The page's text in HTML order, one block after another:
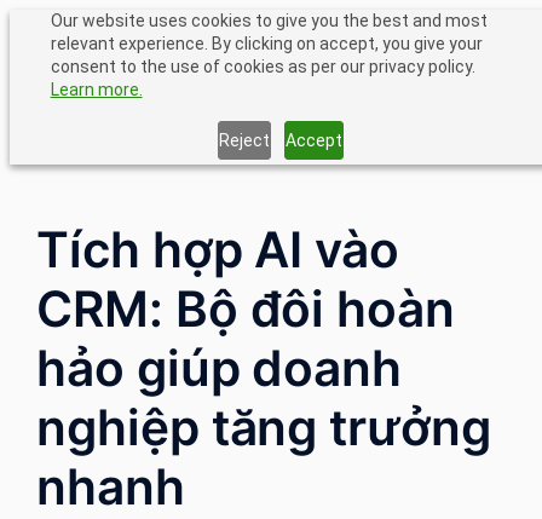
Our website uses cookies to give you the best and most
relevant experience. By clicking on accept, you give your
consent to the use of cookies as per our privacy policy.
Learn more.
Reject Accept
Chuyển
phần
Tích hợp AI vào
CRM: Bộ đôi hoàn
hảo giúp doanh
nghiệp tăng trưởng
nhanh